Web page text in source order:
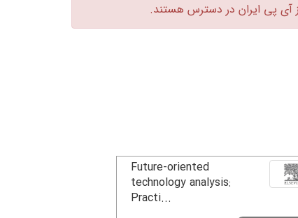
آی پی ایران در دسترس هستند.‏
Future-oriented
technology analysis:
Practi...